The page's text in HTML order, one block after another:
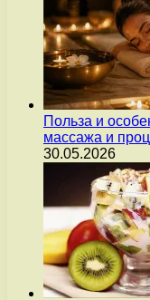
Польза и
массажа и
30.05.2026